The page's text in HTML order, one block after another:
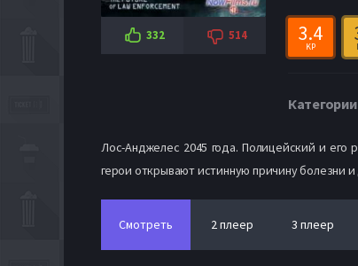
332 514 3.4
KP
Категории
Лос-Анджелес 2045 года. Полицейский и его
герои открывают истинную причину болезни
Смотреть 2 плеер 3 плеер